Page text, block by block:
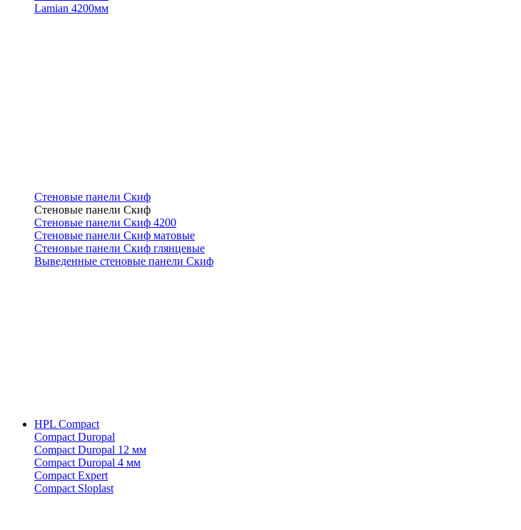
Lamian 4200мм
Стеновые панели Скиф
Стеновые панели Скиф
Стеновые панели Скиф 4200
Стеновые панели Скиф матовые
Стеновые панели Скиф глянцевые
Выведенные стеновые панели Скиф
HPL Compact
Compact Duropal
Compact Duropal 12 мм
Compact Duropal 4 мм
Compact Expert
Compact Sloplast